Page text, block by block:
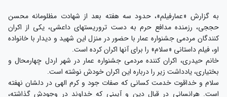
به گزارش «عمارفیلم»، حدود سه هفته بعد از شهادت مظلومانه محسن
حججی، رزمنده مدافع حرم به دست تروریستهای داعشی، یکی از اکران
کنندگان مردمی جشنواره عمار با حضور در منزل این شهید و دیدار با خانواده
او، فیلم داستانی «سلام» را برای آنها اکران کرده است.
خانم حیدری، اکران کننده مردمی جشنواره عمار در شهر اردل چهارمحال و
بختیاری، یادداشت زیر را درباره این اکران خودش نوشته است.
سلام و خداقوت خدمت کسانی که صفات جود و کرم الهی در دلشان نهفته
است. هرانسانی در قبال دین و آیینی که خداوند در وجودش گذاشته،